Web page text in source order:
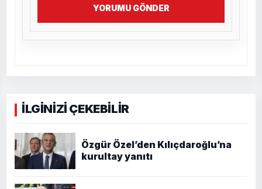
YORUMU GÖNDER
İLGİNİZİ ÇEKEBİLİR
Özgür Özel’den Kılıçdaroğlu’na
kurultay yanıtı